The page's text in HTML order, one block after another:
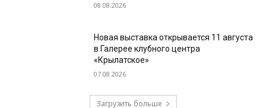
08.08.2026
Новая выставка открывается 11 августа
в Галерее клубного центра
«Крылатское»
07.08.2026
Загрузить больше